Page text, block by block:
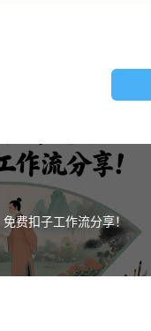
费扣子工作流分享！